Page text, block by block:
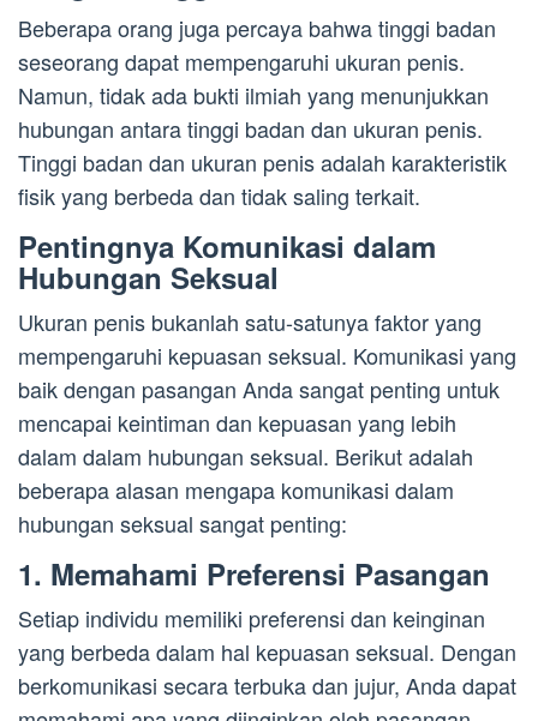
Beberapa orang juga percaya bahwa tinggi badan
seseorang dapat mempengaruhi ukuran penis.
Namun, tidak ada bukti ilmiah yang menunjukkan
hubungan antara tinggi badan dan ukuran penis.
Tinggi badan dan ukuran penis adalah karakteristik
fisik yang berbeda dan tidak saling terkait.
Pentingnya Komunikasi dalam
Hubungan Seksual
Ukuran penis bukanlah satu-satunya faktor yang
mempengaruhi kepuasan seksual. Komunikasi yang
baik dengan pasangan Anda sangat penting untuk
mencapai keintiman dan kepuasan yang lebih
dalam dalam hubungan seksual. Berikut adalah
beberapa alasan mengapa komunikasi dalam
hubungan seksual sangat penting:
1. Memahami Preferensi Pasangan
Setiap individu memiliki preferensi dan keinginan
yang berbeda dalam hal kepuasan seksual. Dengan
berkomunikasi secara terbuka dan jujur, Anda dapat